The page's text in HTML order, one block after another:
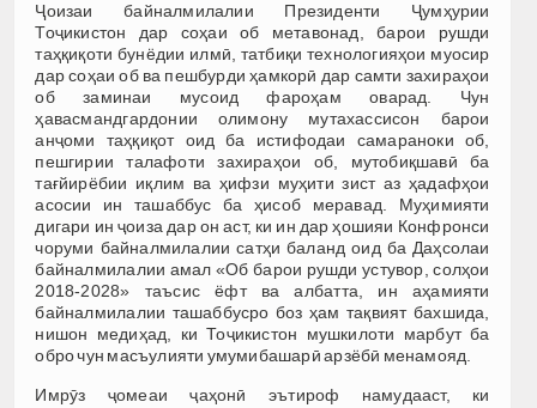
Ҷоизаи байналмилалии Президенти Ҷумҳурии
Тоҷикистон дар соҳаи об метавонад, барои рушди
таҳқиқоти бунёдии илмӣ, татбиқи технологияҳои муосир
дар соҳаи об ва пешбурди ҳамкорӣ дар самти захираҳои
об заминаи мусоид фароҳам оварад. Чун
ҳавасмандгардонии олимону мутахассисон барои
анҷоми таҳқиқот оид ба истифодаи самараноки об,
пешгирии талафоти захираҳои об, мутобиқшавӣ ба
тағйирёбии иқлим ва ҳифзи муҳити зист аз ҳадафҳои
асосии ин ташаббус ба ҳисоб меравад. Муҳимияти
дигари ин ҷоиза дар он аст, ки ин дар ҳошияи Конфронси
чоруми байналмилалии сатҳи баланд оид ба Даҳсолаи
байналмилалии амал «Об барои рушди устувор, солҳои
2018-2028» таъсис ёфт ва албатта, ин аҳамияти
байналмилалии ташаббусро боз ҳам тақвият бахшида,
нишон медиҳад, ки Тоҷикистон мушкилоти марбут ба
обро чун масъулияти умумибашарӣ арзёбӣ менамояд.
Имрӯз ҷомеаи ҷаҳонӣ эътироф намудааст, ки